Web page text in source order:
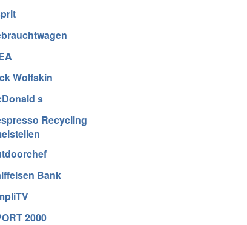
Wolfskin
s
Recycling
Bank
2000